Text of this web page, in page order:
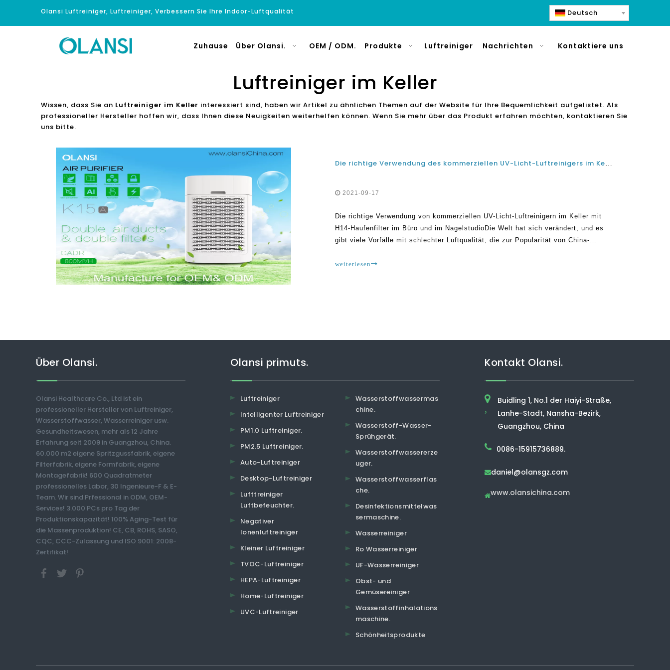
Olansi Luftreiniger, Luftreiniger, Verbessern Sie Ihre Indoor-Luftqualität Deutsch
Zuhause Über Olansi. OEM / ODM. Produkte Luftreiniger Nachrichten Kontaktiere uns
Luftreiniger im Keller
Wissen, dass Sie an Luftreiniger im Keller interessiert sind, haben wir Artikel zu ähnlichen Themen auf der Website für Ihre Bequemlichkeit aufgelistet. Als
professioneller Hersteller hoffen wir, dass Ihnen diese Neuigkeiten weiterhelfen können. Wenn Sie mehr über das Produkt erfahren möchten, kontaktieren Sie
uns bitte.
Die richtige Verwendung des kommerziellen UV-Licht-Luftreinigers im Keller mit H14-Haufenfilter im Büro und im Nagelstudio
2021-09-17
Die richtige Verwendung von kommerziellen UV-Licht-Luftreinigern im Keller mit
H14-Haufenfilter im Büro und im NagelstudioDie Welt hat sich verändert, und es
gibt viele Vorfälle mit schlechter Luftqualität, die zur Popularität von China-
einzuführen
weiterlesen
Über Olansi.
Olansi Healthcare Co., Ltd ist ein
professioneller Hersteller von Luftreiniger,
Wasserstoffwasser, Wasserreiniger usw.
Gesundheitswesen, mehr als 12 Jahre
Erfahrung seit 2009 in Guangzhou, China.
60.000 m2 eigene Spritzgussfabrik, eigene
Filterfabrik, eigene Formfabrik, eigene
Montagefabrik! 600 Quadratmeter
professionelles Labor, 30 Ingenieure-F & E-
Team. Wir sind Prfessional in ODM, OEM-
Services! 3.000 PCs pro Tag der
Produktionskapazität! 100% Aging-Test für
die Massenproduktion! CE, CB, ROHS, SASO,
CQC, CCC-Zulassung und ISO 9001: 2008-
Zertifikat!
Olansi primuts.
Luftreiniger
Intelligenter Luftreiniger
PM1.0 Luftreiniger.
PM2.5 Luftreiniger.
Auto-Luftreiniger
Desktop-Luftreiniger
Lufttreiniger
Luftbefeuchter.
Negativer
Ionenluftreiniger
Kleiner Luftreiniger
TVOC-Luftreiniger
HEPA-Luftreiniger
Home-Luftreiniger
UVC-Luftreiniger
Wasserstoffwassermas
chine.
Wasserstoff-Wasser-
Sprühgerät.
Wasserstoffwassererze
uger.
Wasserstoffwasserflas
che.
Desinfektionsmittelwas
sermaschine.
Wasserreiniger
Ro Wasserreiniger
UF-Wasserreiniger
Obst- und
Gemüsereiniger
Wasserstoffinhalations
maschine.
Schönheitsprodukte
Kontakt Olansi.
,
Buidling 1, No.1 der Haiyi-Straße,
Lanhe-Stadt, Nansha-Bezirk,
Guangzhou, China
0086-15915736889.
daniel@olansgz.com
www.olansichina.com